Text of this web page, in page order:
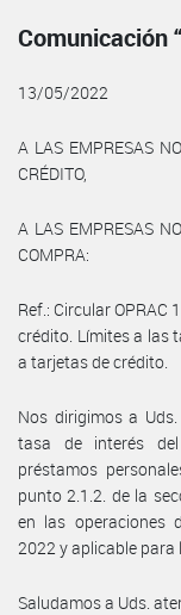
Comunicación
13/05/2022
A LAS EMPRESAS
CRÉDITO,
A LAS EMPRESAS
COMPRA:
Ref.: Circular OPRAC
crédito. Límites a las
a tarjetas de crédito.
Nos dirigimos a
tasa de interés
préstamos
punto 2.1.2. de la
en las operaciones
2022 y aplicable para
Saludamos a Uds.